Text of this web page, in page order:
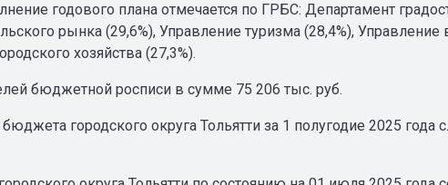
годового плана отмечается по ГРБС: Департамент
рынка (29,6%), Управление туризма (28,4%),
хозяйства (27,3%).
бюджетной росписи в сумме 75 206 тыс. руб.
городского округа Тольятти за 1 полугодие 2025